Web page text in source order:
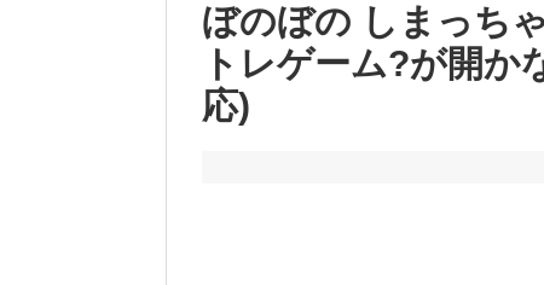
ぼのぼの しまっち
トレゲーム?が開
応)